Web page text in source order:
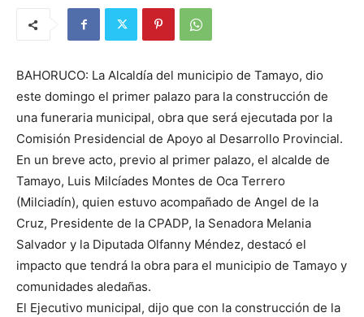
BAHORUCO: La Alcaldía del municipio de Tamayo, dio
este domingo el primer palazo para la construcción de
una funeraria municipal, obra que será ejecutada por la
Comisión Presidencial de Apoyo al Desarrollo Provincial.
En un breve acto, previo al primer palazo, el alcalde de
Tamayo, Luis Milcíades Montes de Oca Terrero
(Milciadín), quien estuvo acompañado de Angel de la
Cruz, Presidente de la CPADP, la Senadora Melania
Salvador y la Diputada Olfanny Méndez, destacó el
impacto que tendrá la obra para el municipio de Tamayo y
comunidades aledañas.
El Ejecutivo municipal, dijo que con la construcción de la